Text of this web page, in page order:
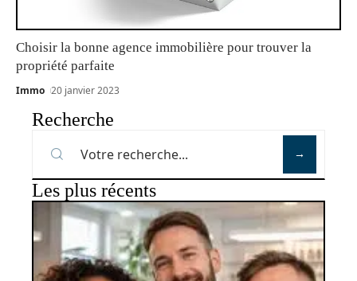
Choisir la bonne agence immobilière pour trouver la
propriété parfaite
Immo 20 janvier 2023
Recherche
Les plus récents